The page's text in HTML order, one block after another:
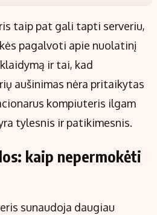
taip pat gali tapti serveriu,
pagalvoti apie nuolatinį
ir tai, kad
aušinimas nėra pritaikytas
kompiuteris ilgam
tylesnis ir patikimesnis.
kaip nepermokėti
sunaudoja daugiau